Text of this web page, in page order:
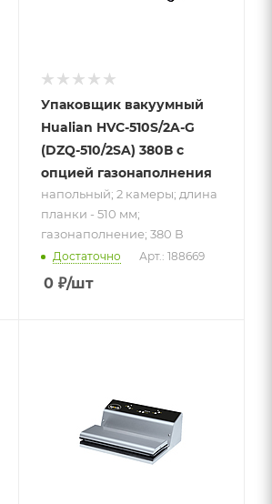
Упаковщик вакуумный
Hualian HVC-510S/2A-G
(DZQ-510/2SA) 380В с
опцией газонаполнения
напольный; 2 камеры; длина
планки - 510 мм;
газонаполнение; 380 В
Достаточно Арт.: 188669
0₽/шт
длина планки -
310 мм; 220 В